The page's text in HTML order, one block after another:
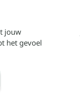
jouw
het gevoel